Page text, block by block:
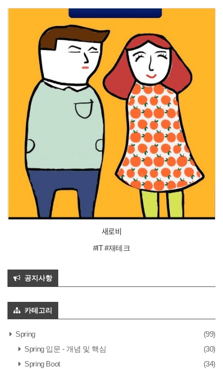
새로비
#IT #재테크
공지사항
카테고리
Spring
(99)
Spring 입문 - 개념 및 핵심
(30)
Spring Boot
(34)